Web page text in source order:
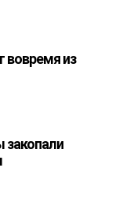
вовремя из